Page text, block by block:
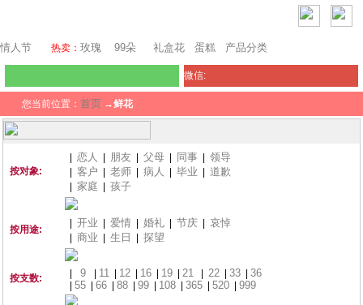
情人节 热卖： 玫瑰 99朵 礼盒花 蛋糕 产品分类
微信:
您当前位置： 首页 →鲜花
按对象:
恋人 朋友 父母 同事 领导
客户 老师 病人 毕业 道歉
家庭 孩子
按用途:
开业 爱情 婚礼 节庆 哀悼
商业 生日 探望
按支数: 9 11 12 16 19 21 22 33 36
55 66 88 99 108 365 520 999